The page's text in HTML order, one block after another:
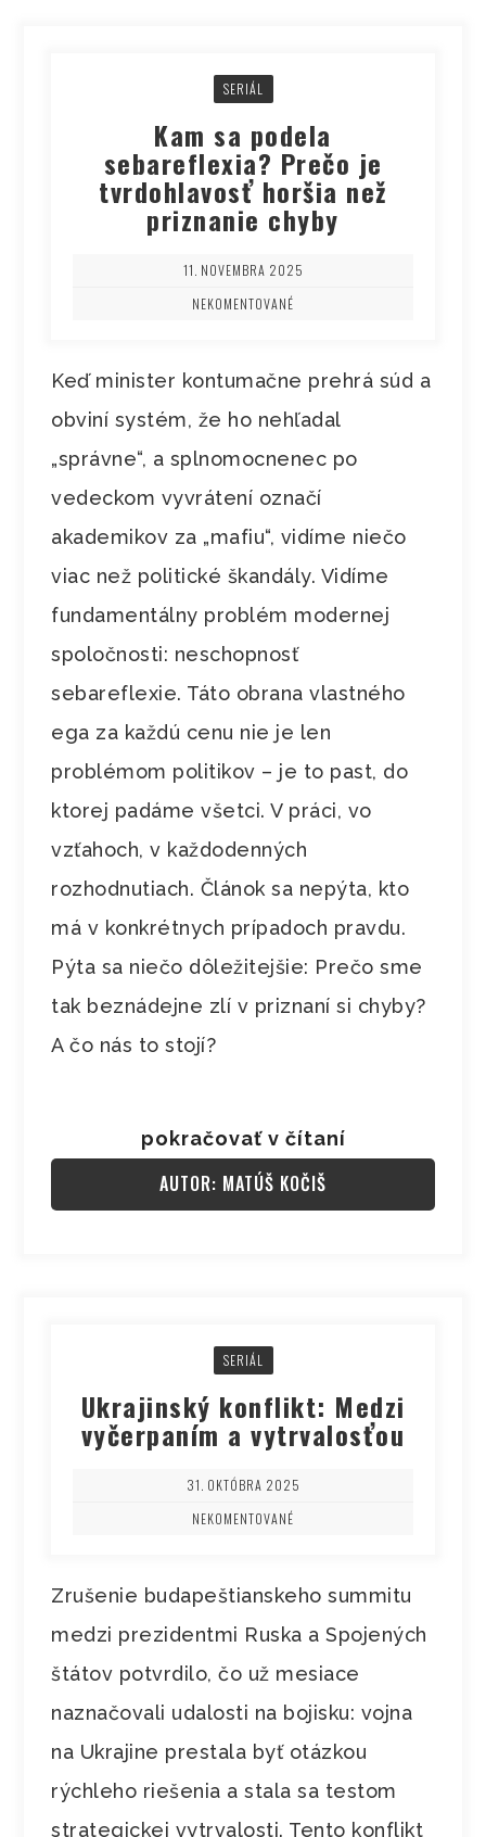
SERIÁL
Kam sa podela
sebareflexia? Prečo je
tvrdohlavosť horšia než
priznanie chyby
11. NOVEMBRA 2025
NEKOMENTOVANÉ
Keď minister kontumačne prehrá súd a
obviní systém, že ho nehľadal
„správne“, a splnomocnenec po
vedeckom vyvrátení označí
akademikov za „mafiu“, vidíme niečo
viac než politické škandály. Vidíme
fundamentálny problém modernej
spoločnosti: neschopnosť
sebareflexie. Táto obrana vlastného
ega za každú cenu nie je len
problémom politikov – je to past, do
ktorej padáme všetci. V práci, vo
vzťahoch, v každodenných
rozhodnutiach. Článok sa nepýta, kto
má v konkrétnych prípadoch pravdu.
Pýta sa niečo dôležitejšie: Prečo sme
tak beznádejne zlí v priznaní si chyby?
A čo nás to stojí?
pokračovať v čítaní
AUTOR: MATÚŠ KOČIŠ
SERIÁL
Ukrajinský konflikt: Medzi
vyčerpaním a vytrvalosťou
31. OKTÓBRA 2025
NEKOMENTOVANÉ
Zrušenie budapeštianskeho summitu
medzi prezidentmi Ruska a Spojených
štátov potvrdilo, čo už mesiace
naznačovali udalosti na bojisku: vojna
na Ukrajine prestala byť otázkou
rýchleho riešenia a stala sa testom
strategickej vytrvalosti. Tento konflikt